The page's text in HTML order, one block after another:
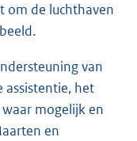
om de luchthaven
van
assistentie, het
mogelijk en
en